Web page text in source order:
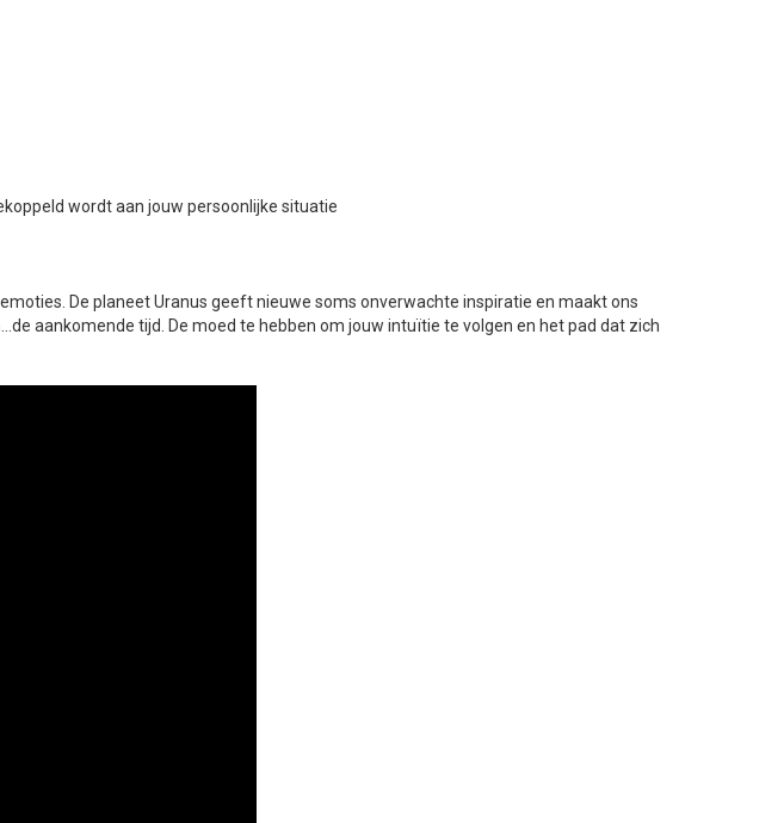
wordt aan jouw persoonlijke situatie
De planeet Uranus geeft nieuwe soms onverwachte inspiratie en maakt ons
aankomende tijd. De moed te hebben om jouw intuïtie te volgen en het pad dat zich